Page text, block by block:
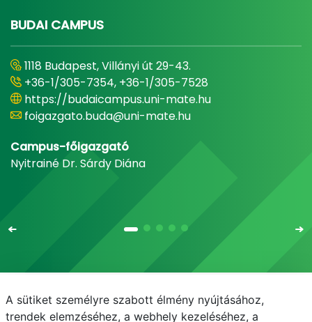
BUDAI CAMPUS
1118 Budapest, Villányi út 29-43.
+36-1/305-7354, +36-1/305-7528
https://budaicampus.uni-mate.hu
foigazgato.buda@uni-mate.hu
Campus-főigazgató
Nyitrainé Dr. Sárdy Diána
Email Telefonkönyv NEPTUN E-learning
A sütiket személyre szabott élmény nyújtásához,
trendek elemzéséhez, a webhely kezeléséhez, a